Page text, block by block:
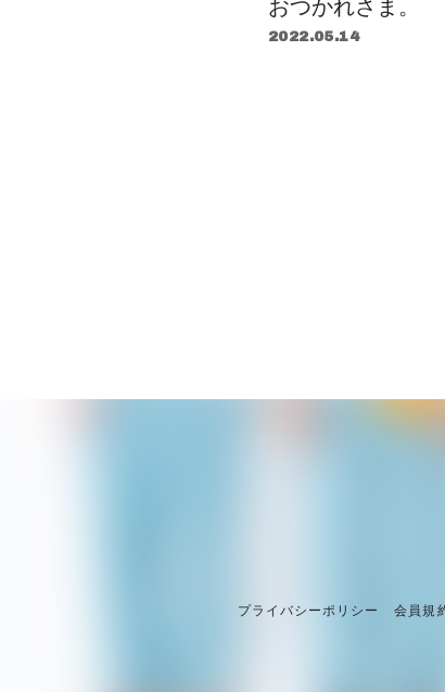
おつかれさま。
2022.05.14
プライバシーポリシー 会員規